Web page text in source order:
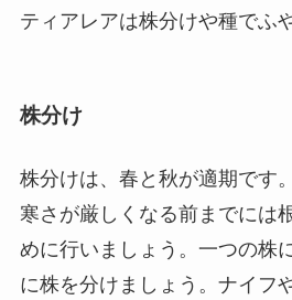
ティアレアは株分けや種でふ
株分け
株分けは、春と秋が適期です
寒さが厳しくなる前までには
めに行いましょう。一つの株
に株を分けましょう。ナイフ